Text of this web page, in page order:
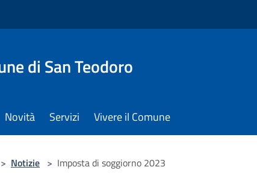
di San Teodoro
Novità Servizi Vivere il Comune
> Notizie > Imposta di soggiorno 2023